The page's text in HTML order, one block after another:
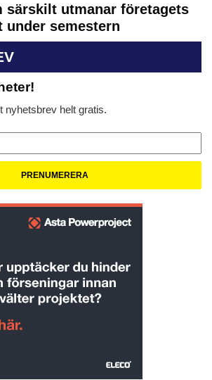
särskilt utmanar företagets
under semestern
nyhetsbrev helt gratis.